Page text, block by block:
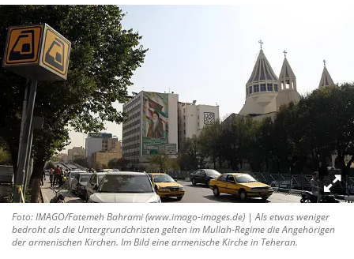
Foto: IMAGO/Fatemeh Bahrami (www.imago-images.de) | Als etwas weniger
bedroht als die Untergrundchristen gelten im Mullah-Regime die Angehörigen
der armenischen Kirchen. Im Bild eine armenische Kirche in Teheran.